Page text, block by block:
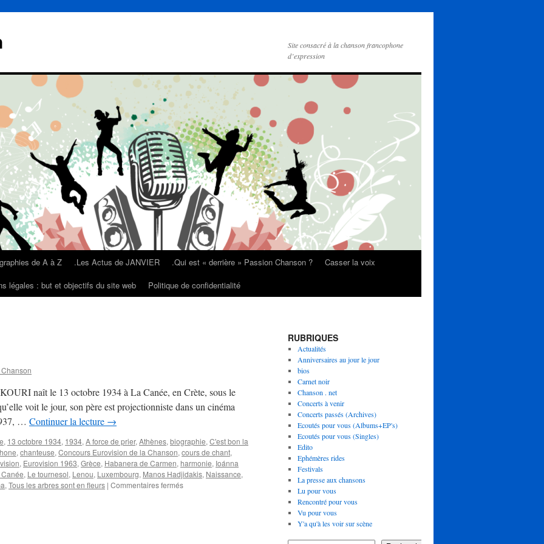
Site consacré à la chanson francophone
d’expression
de A à Z .Les Actus de JANVIER .Qui est « derrière » Passion Chanson ?
Casser la voix
légales : but et objectifs du site web Politique de confidentialité
naît le 13 octobre 1934 à La Canée, en Crète, sous le
voit le jour, son père est projectionniste dans un cinéma
… Continuer la lecture →
, 13 octobre 1934, 1934, A force de prier, Athènes, biographie, C'est bon la
, chanteuse, Concours Eurovision de la Chanson, cours de chant,
, Eurovision 1963, Grèce, Habanera de Carmen, harmonie, Ioánna
, Le tournesol, Lenou, Luxembourg, Manos Hadjidakis, Naissance,
, Tous les arbres sont en fleurs | Commentaires ferméssur
RUBRIQUES
Actualités
Anniversaires au jour le jour
bios
Carnet noir
Chanson . net
Concerts à venir
Concerts passés (Archives)
Ecoutés pour vous (Albums+EP's)
Ecoutés pour vous (Singles)
Edito
Ephémères rides
Festivals
La presse aux chansons
Lu pour vous
Rencontré pour vous
Vu pour vous
Y'a qu'à les voir sur scène